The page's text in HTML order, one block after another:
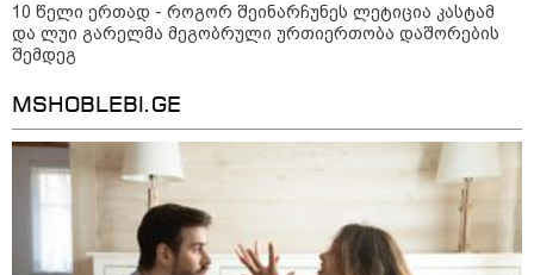
Faceამბები
10 წელი ერთად - როგორ შეინარჩუნეს ლეტიცია კასტამ
და ლუი გარელმა მეგობრული ურთიერთობა დაშორების
შემდეგ
MSHOBLEBI.GE